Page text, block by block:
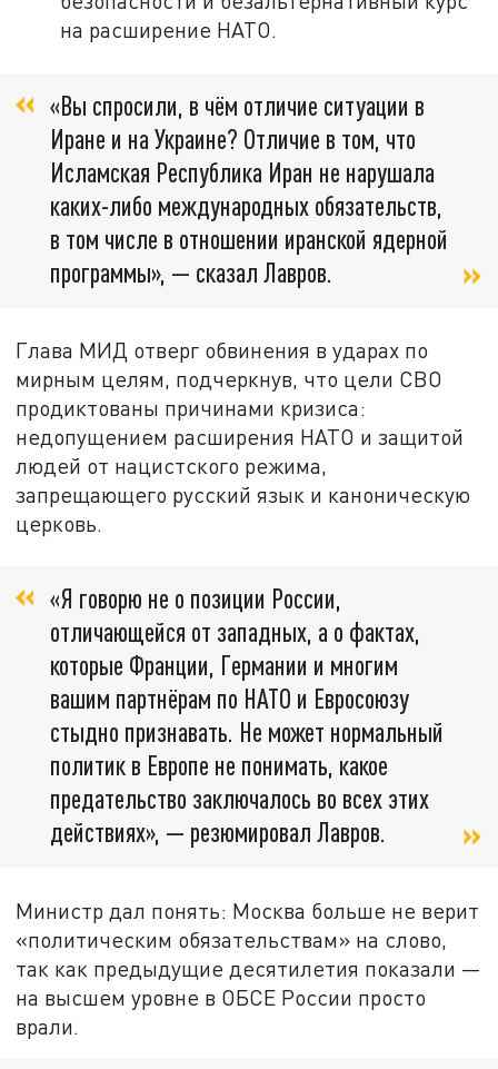
на расширение НАТО.
«Вы спросили, в чём отличие ситуации в
Иране и на Украине? Отличие в том, что
Исламская Республика Иран не нарушала
каких-либо международных обязательств,
в том числе в отношении иранской ядерной
программы», — сказал Лавров.
Глава МИД отверг обвинения в ударах по
мирным целям, подчеркнув, что цели СВО
продиктованы причинами кризиса:
недопущением расширения НАТО и защитой
людей от нацистского режима,
запрещающего русский язык и каноническую
церковь.
«Я говорю не о позиции России,
отличающейся от западных, а о фактах,
которые Франции, Германии и многим
вашим партнёрам по НАТО и Евросоюзу
стыдно признавать. Не может нормальный
политик в Европе не понимать, какое
предательство заключалось во всех этих
действиях», — резюмировал Лавров.
Министр дал понять: Москва больше не верит
«политическим обязательствам» на слово,
так как предыдущие десятилетия показали —
на высшем уровне в ОБСЕ России просто
врали.